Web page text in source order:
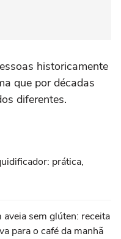
historicamente
que por décadas
diferentes.
prática,
aveia sem glúten: receita
para o café da manhã